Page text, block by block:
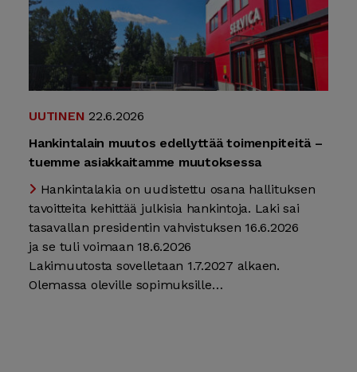
UUTINEN 22.6.2026
Hankintalain muutos edellyttää toimenpiteitä –
tuemme asiakkaitamme muutoksessa
Hankintalakia on uudistettu osana hallituksen
tavoitteita kehittää julkisia hankintoja. Laki sai
tasavallan presidentin vahvistuksen 16.6.2026
ja se tuli voimaan 18.6.2026
Lakimuutosta sovelletaan 1.7.2027 alkaen.
Olemassa oleville sopimuksille…